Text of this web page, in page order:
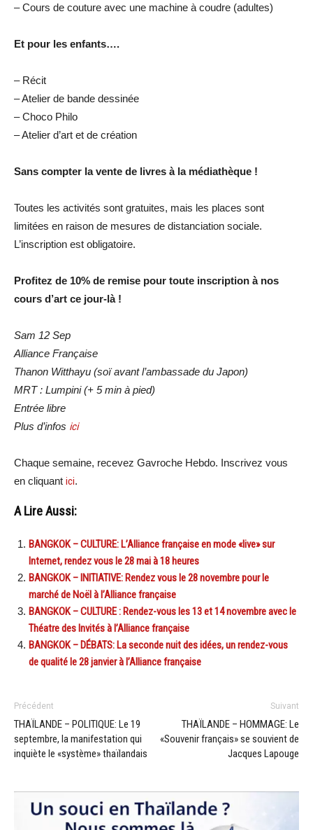
– Cours de couture avec une machine à coudre (adultes)
Et pour les enfants….
– Récit
– Atelier de bande dessinée
– Choco Philo
– Atelier d’art et de création
Sans compter la vente de livres à la médiathèque !
Toutes les activités sont gratuites, mais les places sont
limitées en raison de mesures de distanciation sociale.
L’inscription est obligatoire.
Profitez de 10% de remise pour toute inscription à nos
cours d’art ce jour-là !
Sam 12 Sep
Alliance Française
Thanon Witthayu (soï avant l’ambassade du Japon)
MRT : Lumpini (+ 5 min à pied)
Entrée libre
Plus d’infos ici
Chaque semaine, recevez Gavroche Hebdo. Inscrivez vous
en cliquant ici.
A Lire Aussi:
BANGKOK – CULTURE: L’Alliance française en mode «live» sur
Internet, rendez vous le 28 mai à 18 heures
BANGKOK – INITIATIVE: Rendez vous le 28 novembre pour le
marché de Noël à l’Alliance française
BANGKOK – CULTURE : Rendez-vous les 13 et 14 novembre avec le
Théatre des Invités à l’Alliance française
BANGKOK – DÉBATS: La seconde nuit des idées, un rendez-vous
de qualité le 28 janvier à l’Alliance française
Précédent
THAÏLANDE – POLITIQUE: Le 19
septembre, la manifestation qui
inquiète le «système» thaïlandais
Suivant
THAÏLANDE – HOMMAGE: Le
«Souvenir français» se souvient de
Jacques Lapouge